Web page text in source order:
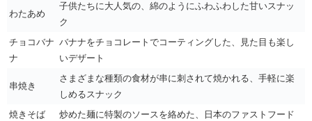
わたあめ
子供たちに大人気の、綿のようにふわふわした甘いスナッ
ク
チョコバナ
ナ
バナナをチョコレートでコーティングした、見た目も楽し
いデザート
串焼き
さまざまな種類の食材が串に刺されて焼かれる、手軽に楽
しめるスナック
焼きそば
炒めた麺に特製のソースを絡めた、日本のファストフード